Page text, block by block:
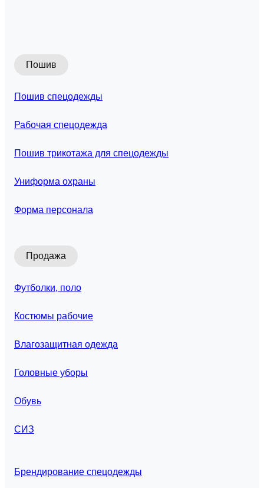
Пошив
Пошив спецодежды
Рабочая спецодежда
Пошив трикотажа для спецодежды
Униформа охраны
Форма персонала
Продажа
Футболки, поло
Костюмы рабочие
Влагозащитная одежда
Головные уборы
Обувь
СИЗ
Брендирование спецодежды